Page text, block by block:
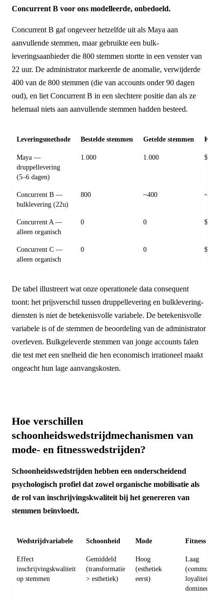
Concurrent B voor ons modelleerde, onbedoeld.
Concurrent B gaf ongeveer hetzelfde uit als Maya aan
aanvullende stemmen, maar gebruikte een bulk-
leveringsaanbieder die 800 stemmen stortte in een venster van
22 uur. De administrator markeerde de anomalie, verwijderde
400 van de 800 stemmen (die van accounts onder 90 dagen
oud), en liet Concurrent B in een slechtere positie dan als ze
helemaal niets aan aanvullende stemmen hadden besteed.
Leveringsmethode Bestelde stemmen Getelde stemmen
Maya —
druppellevering
(5–6 dagen)
1.000 1.000 $190
Concurrent B —
bulklevering (22u)
800 ~400
Concurrent A —
alleen organisch
0 0 $0
Concurrent C —
alleen organisch
0 0 $0
De tabel illustreert wat onze operationele data consequent
toont: het prijsverschil tussen druppellevering en bulklevering-
diensten is niet de betekenisvolle variabele. De betekenisvolle
variabele is of de stemmen de beoordeling van de administrator
overleven. Bulkgeleverde stemmen van jonge accounts falen
die test met een snelheid die hen economisch irrationeel maakt
ongeacht hun lage aanvangskosten.
Hoe verschillen
schoonheidswedstrijdmechanismen van
mode- en fitnesswedstrijden?
Schoonheidswedstrijden hebben een onderscheidend
psychologisch profiel dat zowel organische mobilisatie als
de rol van inschrijvingskwaliteit bij het genereren van
stemmen beïnvloedt.
Wedstrijdvariabele Schoonheid Mode Fitness
Effect
inschrijvingskwaliteit
op stemmen
Gemiddeld
(transformatie
> esthetiek)
Hoog
(esthetiek
eerst)
Laag
loyaliteit
domineert)